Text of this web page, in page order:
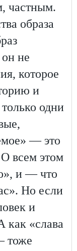
частным.
образа
не
которое
и
одни
— это
всем этом
и — что
Но если
и
как «слава
тоже